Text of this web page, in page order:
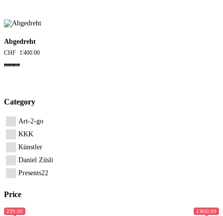
Abgedreht
CHF 1'400.00
In den Warenkorb
Category
Art-2-go
KKK
Künstler
Daniel Züsli
Presents22
Price
235.00 1'800.00